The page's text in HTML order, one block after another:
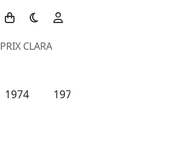
Toggle theme
PRIX CLARA
1974 1975